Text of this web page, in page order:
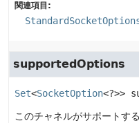
関連項目:
supportedOptions
Set<SocketOption<?>>
このチャネルがサポートす